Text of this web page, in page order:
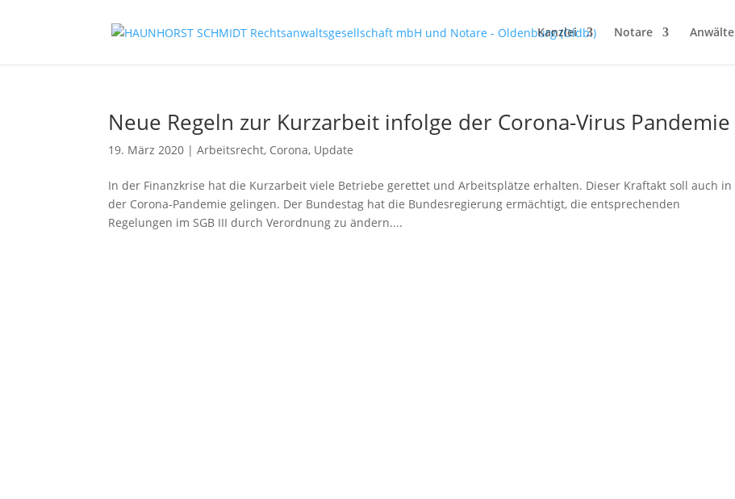
Kanzlei Notare Anwälte
Neue Regeln zur Kurzarbeit infolge der Corona-Virus Pandemie
19. März 2020 |Arbeitsrecht, Corona, Update
In der Finanzkrise hat die Kurzarbeit viele Betriebe gerettet und Arbeitsplätze erhalten. Dieser Kraftakt soll auch in
der Corona-Pandemie gelingen. Der Bundestag hat die Bundesregierung ermächtigt, die entsprechenden
Regelungen im SGB III durch Verordnung zu ändern....